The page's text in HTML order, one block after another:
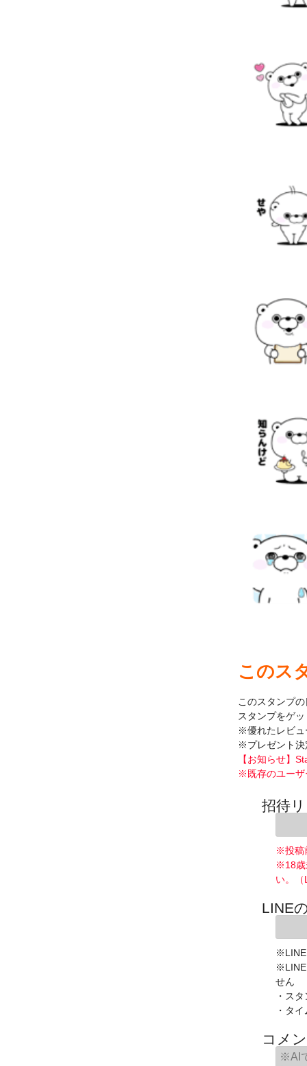
このス
このスタンプ
スタンプをゲ
※優れたレビュ
※プレゼント決
【お知らせ】
※既存のユーザ
招待
※投稿
※18歳
い。
LINE
※LINE
※LINE
せん
・ス
・タ
コメ